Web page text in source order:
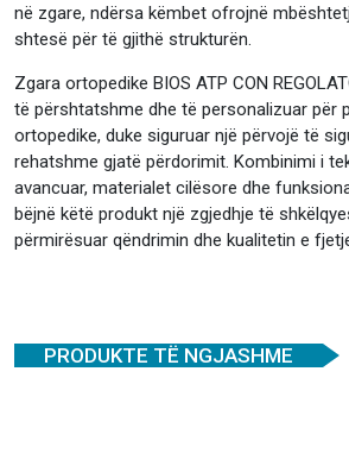
në zgare, ndërsa këmbet ofrojnë
shtesë për të gjithë strukturën.
Zgara ortopedike BIOS ATP CON
të përshtatshme dhe të personalizuar për
ortopedike, duke siguruar një përvojë të
rehatshme gjatë përdorimit. Kombinimi i
avancuar, materialet cilësore dhe
bëjnë këtë produkt një zgjedhje të
përmirësuar qëndrimin dhe kualitetin e
PRODUKTE TË NGJASHME